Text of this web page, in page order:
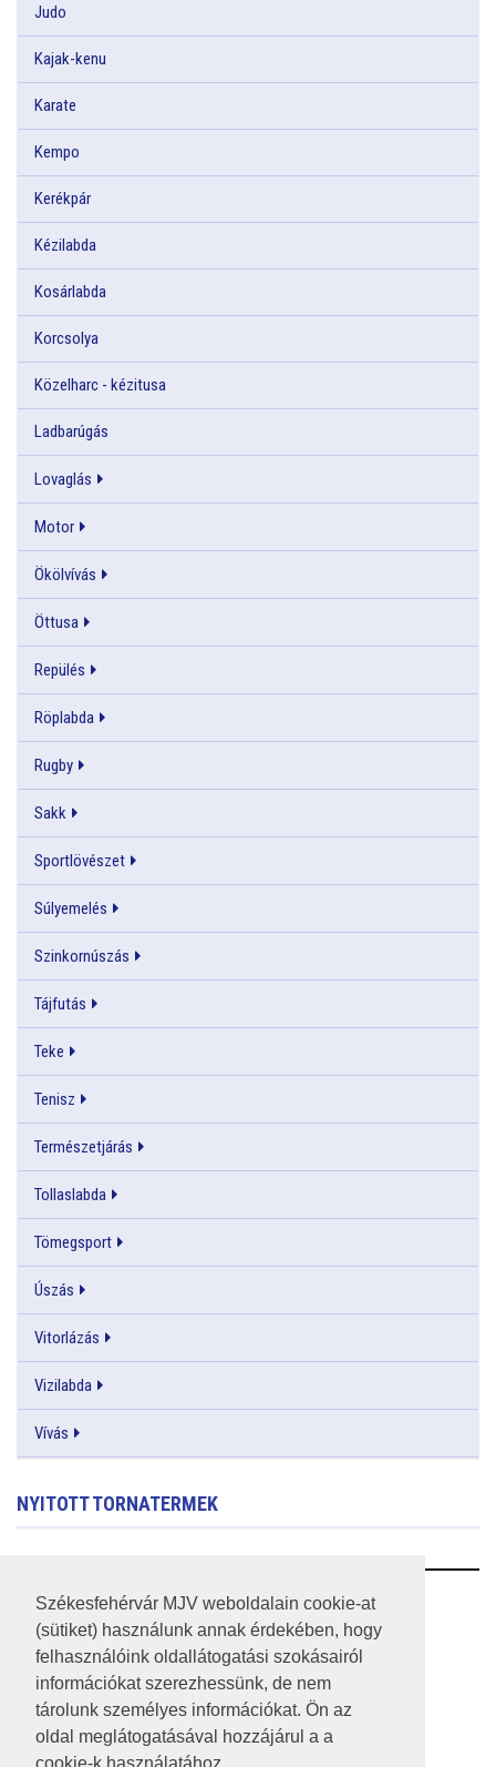
Székesfehérvár MJV weboldalain cookie-at
(sütiket) használunk annak érdekében, hogy
felhasználóink oldallátogatási szokásairól
információkat szerezhessünk, de nem
tárolunk személyes információkat. Ön az
oldal meglátogatásával hozzájárul a a
Judo
Kajak-kenu
Karate
Kempo
Kerékpár
Kézilabda
Kosárlabda
Korcsolya
Közelharc - kézitusa
Ladbarúgás
Lovaglás
Motor
Ökölvívás
Öttusa
Repülés
Röplabda
Rugby
Sakk
Sportlövészet
Súlyemelés
Szinkornúszás
Tájfutás
Teke
Tenisz
Természetjárás
Tollaslabda
Tömegsport
Úszás
Vitorlázás
Vizilabda
Vívás
NYITOTT TORNATERMEK
RSS
A HONLAP 2017.03.31-I ÁLLAPOTA
JOGI NYILATKOZAT
IMPRESSZUM